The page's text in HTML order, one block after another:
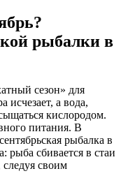
рыбалки в
сезон» для
исчезает, а вода,
кислородом.
питания. В
рыбалка в
рыба сбивается в стаи
следуя своим